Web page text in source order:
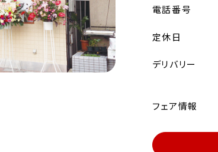
電話番号
定休日
デリバリー
フェア情報